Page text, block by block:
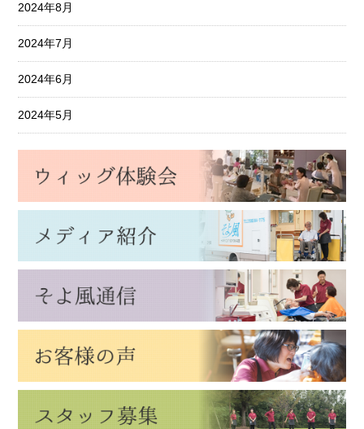
2024年8月
2024年7月
2024年6月
2024年5月